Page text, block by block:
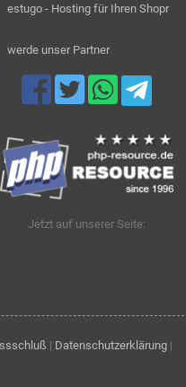
estugo - Hosting für Ihren Shopr
werde unser Partner
Jetzt auf unserer Seite:
| Datenschutzerklärung |